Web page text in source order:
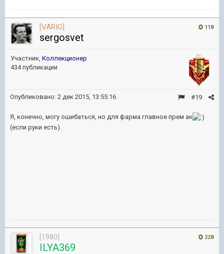
118
[VARIG]
sergosvet
Участник, Коллекционер
434 публикации
#19
Опубликовано: 2 дек 2015, 13:55:16
Я, конечно, могу ошибаться, но для фарма главное прем ак
(если руки есть).
228
[1980]
ILYA369